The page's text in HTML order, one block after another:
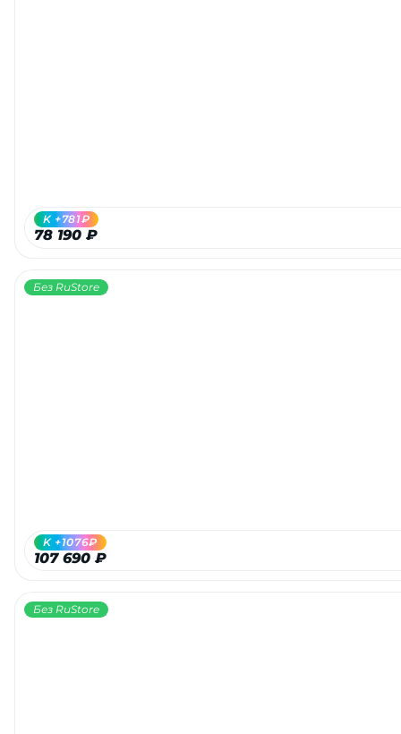
78 190 ₽
K +781₽
Без RuStore
107 690 ₽
K +1076₽
Без RuStore